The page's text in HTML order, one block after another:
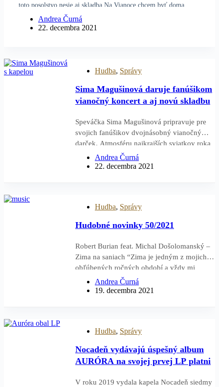
toto posolstvo nesie aj skladba Na Vianoce chcem byť doma
speváka Roba Opatovského z albumu Šťastné a veselé, ktorý
vyšiel v novembri tohto roka. Nový…
Andrea Čurná
22. decembra 2021
Hudba, Správy
Sima Magušinová daruje fanúšikom
vianočný koncert a aj novú skladbu
Speváčka Sima Magušinová pripravuje pre
svojich fanúšikov dvojnásobný vianočný
darček. Atmosféru najkrajších sviatkov roka
vytvorí Sima s kapelou na mimoriadnom
online koncerte, ktorý bude odvysielaný
Andrea Čurná
22. decembra 2021
Hudba, Správy
Hudobné novinky 50/2021
Robert Burian feat. Michal Došolomanský –
Zima na saniach “Zima je jedným z mojich
obľúbených ročných období a vždy mi
premieta film z čias, keď som bol ešte dieťa a
tešil som sa už len z toho, že napadol sneh.…
Andrea Čurná
19. decembra 2021
Hudba, Správy
Nocadeň vydávajú úspešný album
AURÓRA na svojej prvej LP platni
V roku 2019 vydala kapela Nocadeň siedmy